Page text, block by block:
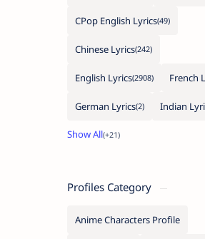
CPop English Lyrics
Chinese Lyrics
English Lyrics French
German Lyrics Indian
Profiles Category
Anime Characters Profile